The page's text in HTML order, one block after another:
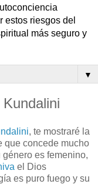
estos riesgos del
más seguro y
▼
, te mostraré la
que concede mucho
género es femenino,
el Dios
es puro fuego y su